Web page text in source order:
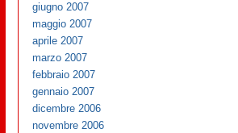
giugno 2007
maggio 2007
aprile 2007
marzo 2007
febbraio 2007
gennaio 2007
dicembre 2006
novembre 2006